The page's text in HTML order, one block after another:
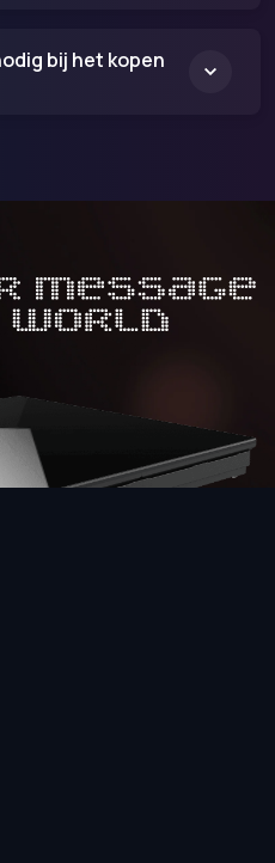
bij het kopen